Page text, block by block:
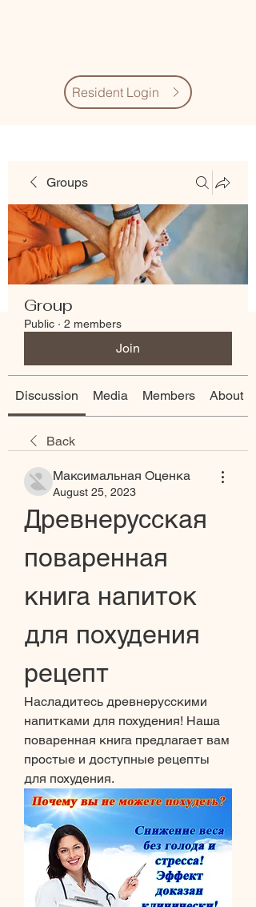
Resident Login
Groups
Group
Public · 2 members
Join
Discussion Media Members About
Back
Максимальная Оценка
August 25, 2023
Древнерусская
поваренная
книга напиток
для похудения
рецепт
Насладитесь древнерусскими
напитками для похудения! Наша
поваренная книга предлагает вам
простые и доступные рецепты
для похудения.